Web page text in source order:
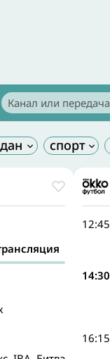
12:45
14:30
16:15